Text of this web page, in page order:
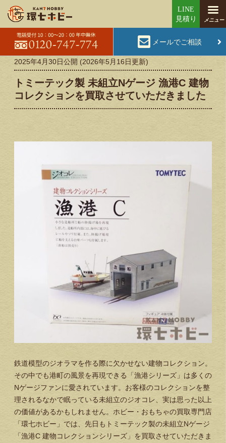
メールでご相談
2025年4月30日公開 (2026年5月16日更新)
トミーテック製 未組立Nゲージ 漁港C 建物
コレクションを買取させていただきました
鉄道模型のジオラマを作る際に欠かせない建物コレクション。
その中でも港町の風景を再現できる「漁港シリーズ」は多くの
Nゲージファンに愛されています。お客様のコレクションを整
理されるなかで眠っている未組立のジオコレ、実は思った以上
の価値があるかもしれません。ホビー・おもちゃの買取専門店
「環七ホビー」では、先日もトミーテック製の未組立Nゲージ
「漁港C 建物コレクションシリーズ」を買取させていただきま